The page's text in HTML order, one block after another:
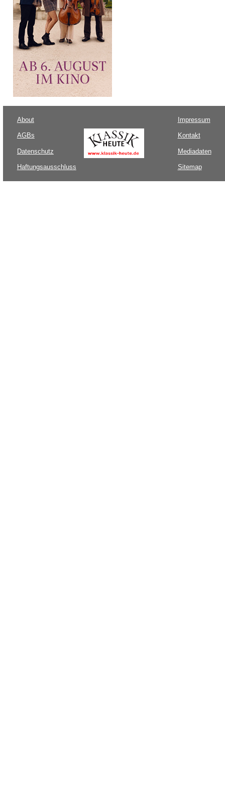
About
AGBs
Datenschutz
Haftungsausschluss
Impressum
Kontakt
Mediadaten
Sitemap